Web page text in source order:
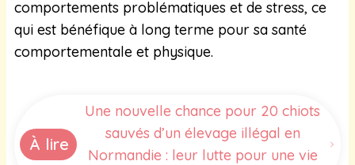
comportements problématiques et de stress, ce
qui est bénéfique à long terme pour sa santé
comportementale et physique.
À lire
Une nouvelle chance pour 20 chiots
sauvés d’un élevage illégal en
Normandie : leur lutte pour une vie